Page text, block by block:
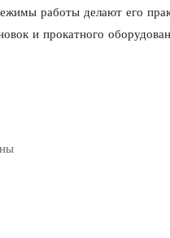
работы делают его
и прокатного